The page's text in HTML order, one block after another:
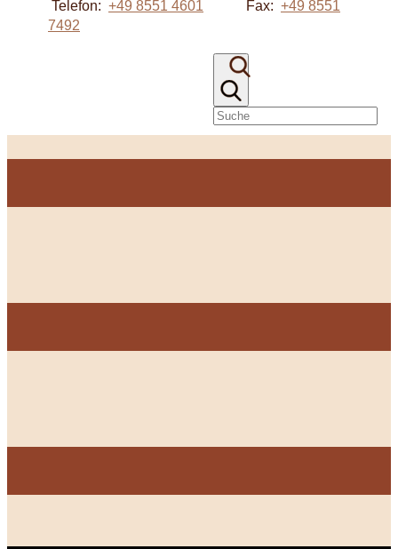
Telefon: +49 8551 4601 Fax: +49 8551
7492